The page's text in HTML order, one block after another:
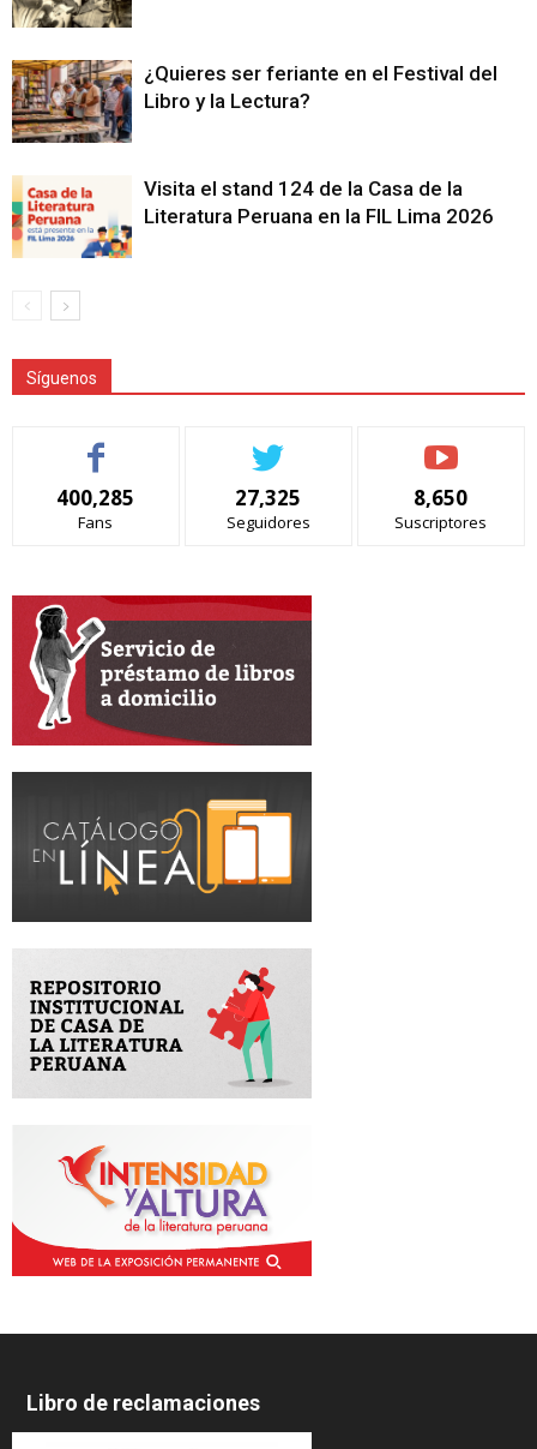
¿Quieres ser feriante en el Festival del
Libro y la Lectura?
Visita el stand 124 de la Casa de la
Literatura Peruana en la FIL Lima 2026
Síguenos
400,285
Fans
27,325
Seguidores
8,650
Suscriptores
Libro de reclamaciones